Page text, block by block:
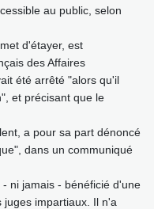
au public, selon
d'étayer, est
des Affaires
été arrêté "alors qu'il
et précisant que le
a pour sa part dénoncé
dans un communiqué
ni jamais - bénéficié d'une
impartiaux. Il n'a